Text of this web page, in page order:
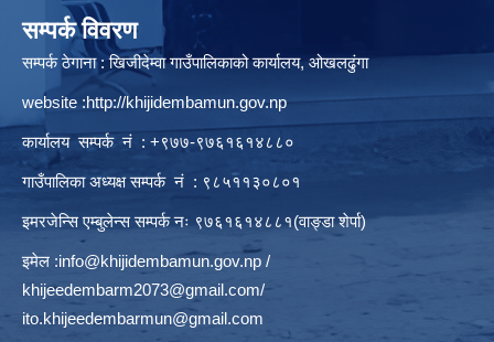
सम्पर्क विवरण
सम्पर्क ठेगाना : खिजीदेम्वा गाउँपालिकाको कार्यालय, ओखलढुंगा
website :http://khijidembamun.gov.np
कार्यालय सम्पर्क नं : +९७७-९७६१६१४८८०
गाउँपालिका अध्यक्ष सम्पर्क नं : ९८५११३०८०१
इमरजेन्सि एम्बुलेन्स सम्पर्क न‌ः ९७६१६१४८८१(वाङ्डा शेर्पा)
इमेल :info@khijidembamun.gov.np /
khijeedembarm2073@gmail.com/
ito.khijeedembarmun@gmail.com